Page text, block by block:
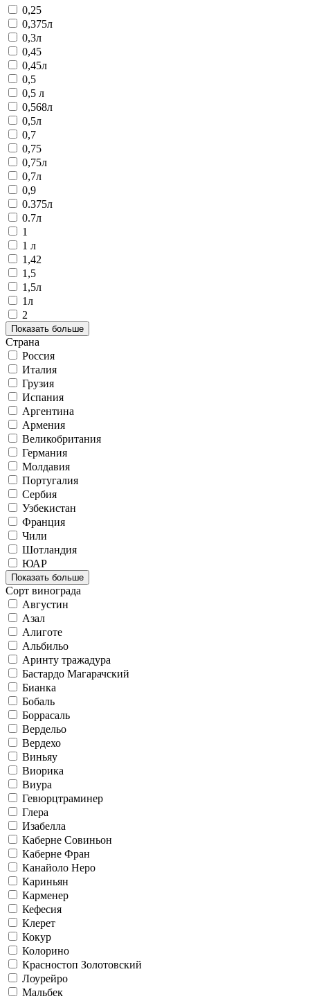
0,25
0,375л
0,3л
0,45
0,45л
0,5
0,5 л
0,568л
0,5л
0,7
0,75
0,75л
0,7л
0,9
0.375л
0.7л
1
1 л
1,42
1,5
1,5л
1л
2
Показать больше
Страна
Россия
Италия
Грузия
Испания
Аргентина
Армения
Великобритания
Германия
Молдавия
Португалия
Сербия
Узбекистан
Франция
Чили
Шотландия
ЮАР
Показать больше
Сорт винограда
Августин
Азал
Алиготе
Альбильо
Аринту тражадура
Бастардо Магарачский
Бианка
Бобаль
Боррасаль
Вердельо
Вердехо
Виньяу
Виорика
Виура
Гевюрцтраминер
Глера
Изабелла
Каберне Совиньон
Каберне Фран
Канайоло Неро
Кариньян
Карменер
Кефесия
Клерет
Кокур
Колорино
Красностоп Золотовский
Лоурейро
Мальбек